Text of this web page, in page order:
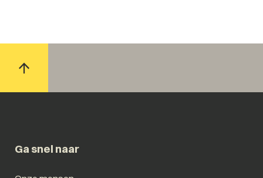
Ga snel naar